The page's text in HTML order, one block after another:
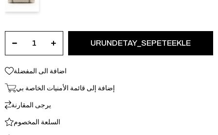
اضافة الى المفضلة
إضافة إلى قائمة الأمنيات الخاصة بي
يرجى المقارنة
السلعة المخصوم